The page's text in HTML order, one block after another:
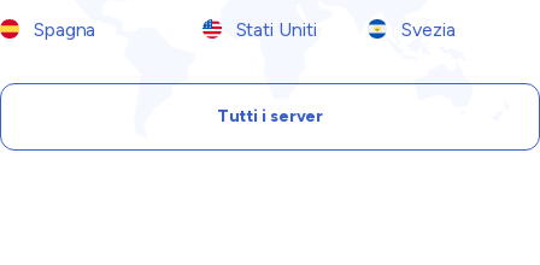
Spagna Stati Uniti Svezia
Tutti i server